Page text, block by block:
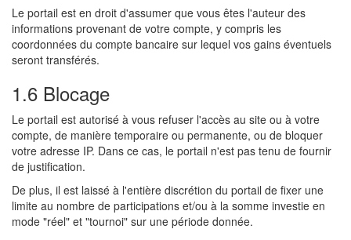
Le portail est en droit d'assumer que vous êtes l'auteur des
informations provenant de votre compte, y compris les
coordonnées du compte bancaire sur lequel vos gains éventuels
seront transférés.
1.6 Blocage
Le portail est autorisé à vous refuser l'accès au site ou à votre
compte, de manière temporaire ou permanente, ou de bloquer
votre adresse IP. Dans ce cas, le portail n'est pas tenu de fournir
de justification.
De plus, il est laissé à l'entière discrétion du portail de fixer une
limite au nombre de participations et/ou à la somme investie en
mode "réel" et "tournoi" sur une période donnée.